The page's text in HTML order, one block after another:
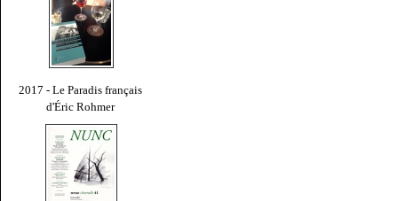
2017 - Le Paradis français
d'Éric Rohmer